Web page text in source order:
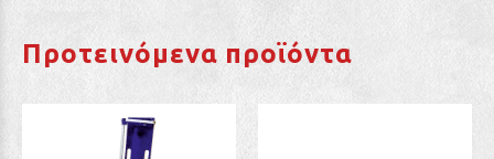
Προτεινόμενα προϊόντα